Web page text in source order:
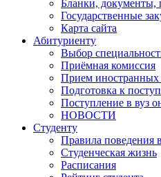
Бланки, документы,
Государственные
Карта сайта
Абитуриенту
Выбор
Приёмная комиссия
Прием иностранных
Подготовка к
Поступление в вуз
НОВОСТИ
Студенту
Правила поведения
Студенческая жизнь
Расписания